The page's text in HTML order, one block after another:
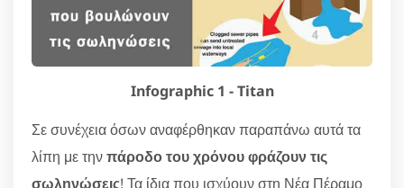
Infographic 1 - Titan
Σε συνέχεια όσων αναφέρθηκαν παραπάνω αυτά τα
λίπη με τηνπάροδο του χρόνου φράζουν τις
σωληνώσεις! Τα ίδια που ισχύουν στη Νέα Πέραμο